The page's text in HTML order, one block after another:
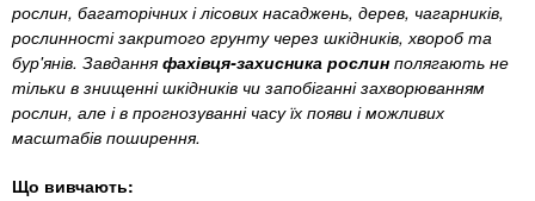
i
e
ч
а
л
ь
н
и
Курси
Приватні школи
рослин, багаторічних і лісових насаджень, дерев, чагарників,
рослинності закритого грунту через шкідників, хвороб та
бур'янів. Завданняфахівця-захисника рослин полягають не
тільки в знищенні шкідників чи запобіганні захворюванням
рослин, але і в прогнозуванні часу їх появи і можливих
масштабів поширення.
Що вивчають: